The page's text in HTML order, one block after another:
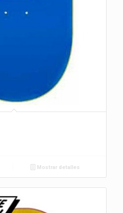
Mostrar detalles